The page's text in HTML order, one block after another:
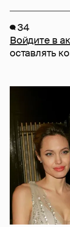
34
Войдите в
оставлять